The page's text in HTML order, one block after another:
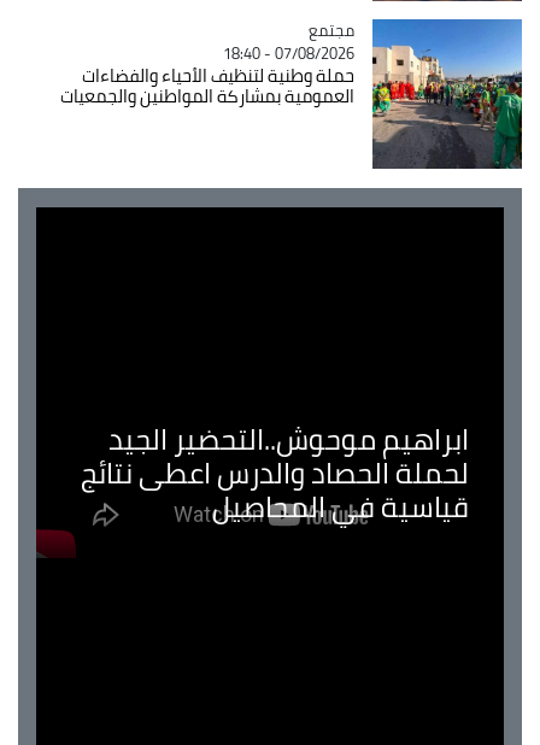
Catégorie
مجتمع
07/08/2026 - 18:40
حملة وطنية لتنظيف الأحياء والفضاءات
العمومية بمشاركة المواطنين والجمعيات
ابراهيم موحوش..التحضير الجيد
لحملة الحصاد والدرس اعطى نتائج
قياسية في المحاصيل